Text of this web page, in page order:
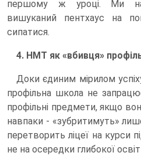
першому ж уроці. Ми
вишуканий пентхаус на
сипатися.
4. НМТ як «вбивця»
Доки єдиним мірилом
профільна школа не
профільні предмети, якщо
навпаки - «зубритимуть»
перетворить ліцеї на курси
не на осередки глибокої